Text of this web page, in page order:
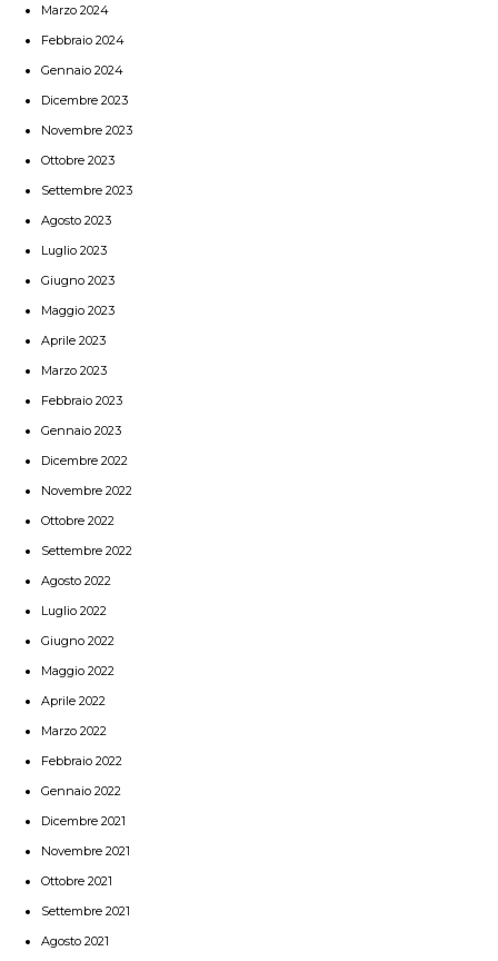
Marzo 2024
Febbraio 2024
Gennaio 2024
Dicembre 2023
Novembre 2023
Ottobre 2023
Settembre 2023
Agosto 2023
Luglio 2023
Giugno 2023
Maggio 2023
Aprile 2023
Marzo 2023
Febbraio 2023
Gennaio 2023
Dicembre 2022
Novembre 2022
Ottobre 2022
Settembre 2022
Agosto 2022
Luglio 2022
Giugno 2022
Maggio 2022
Aprile 2022
Marzo 2022
Febbraio 2022
Gennaio 2022
Dicembre 2021
Novembre 2021
Ottobre 2021
Settembre 2021
Agosto 2021